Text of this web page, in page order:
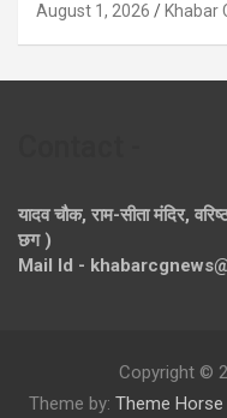
August 1, 2026 Khabar
यादव चौक, राम-सीता मंदिर,
छग )
Mail Id -
Copyright ©
Theme by: Theme Horse